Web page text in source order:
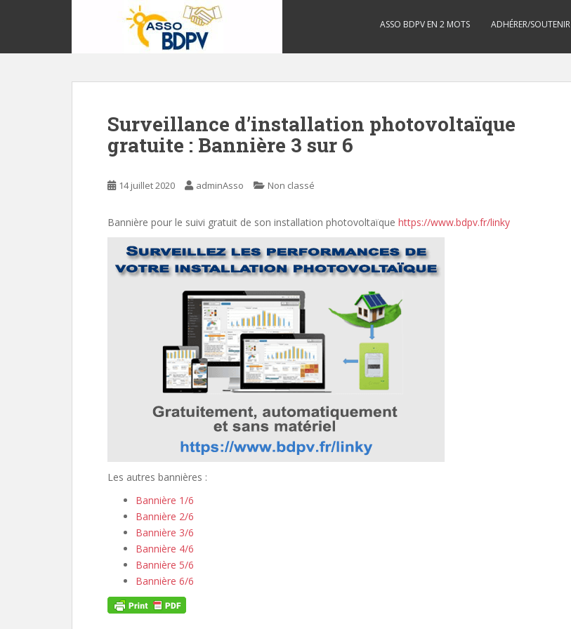
p
ASSO BDPV EN 2 MOTS ADHÉRER/SOUTENIR
Surveillance d’installation photovoltaïque
gratuite : Bannière 3 sur 6
14 juillet 2020 adminAsso Non classé
Bannière pour le suivi gratuit de son installation photovoltaïque https://www.bdpv.fr/linky
Les autres bannières :
Bannière 1/6
Bannière 2/6
Bannière 3/6
Bannière 4/6
Bannière 5/6
Bannière 6/6